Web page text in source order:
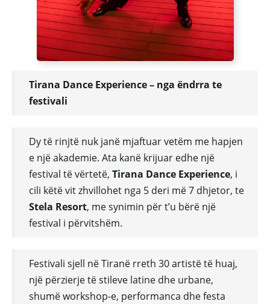
Tirana Dance Experience – nga ëndrra te
festivali
Dy të rinjtë nuk janë mjaftuar vetëm me hapjen
e një akademie. Ata kanë krijuar edhe një
festival të vërtetë, Tirana Dance Experience, i
cili këtë vit zhvillohet nga 5 deri më 7 dhjetor, te
Stela Resort, me synimin për t’u bërë një
festival i përvitshëm.
Festivali sjell në Tiranë rreth 30 artistë të huaj,
një përzierje të stileve latine dhe urbane,
shumë workshop-e, performanca dhe festa